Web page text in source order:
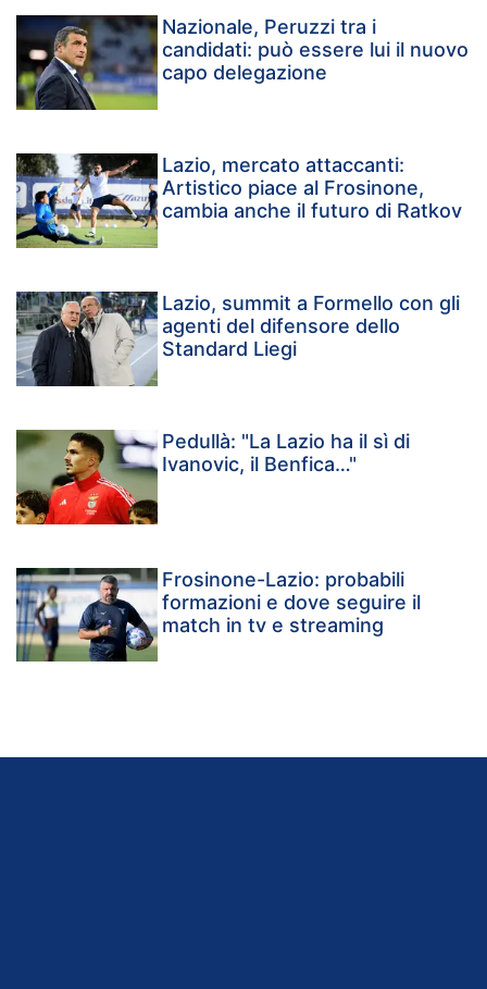
Nazionale, Peruzzi tra i
candidati: può essere lui il nuovo
capo delegazione
Lazio, mercato attaccanti:
Artistico piace al Frosinone,
cambia anche il futuro di Ratkov
Lazio, summit a Formello con gli
agenti del difensore dello
Standard Liegi
Pedullà: "La Lazio ha il sì di
Ivanovic, il Benfica…"
Frosinone-Lazio: probabili
formazioni e dove seguire il
match in tv e streaming